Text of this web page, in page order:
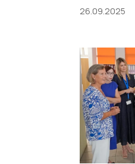
26.09.2025